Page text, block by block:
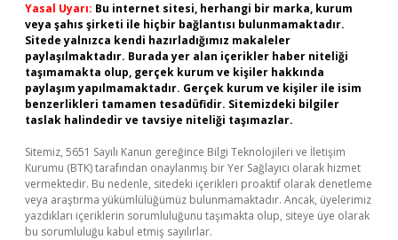
Yasal Uyarı: Bu internet sitesi, herhangi bir marka, kurum
veya şahıs şirketi ile hiçbir bağlantısı bulunmamaktadır.
Sitede yalnızca kendi hazırladığımız makaleler
paylaşılmaktadır. Burada yer alan içerikler haber niteliği
taşımamakta olup, gerçek kurum ve kişiler hakkında
paylaşım yapılmamaktadır. Gerçek kurum ve kişiler ile isim
benzerlikleri tamamen tesadüfidir. Sitemizdeki bilgiler
taslak halindedir ve tavsiye niteliği taşımazlar.
Sitemiz, 5651 Sayılı Kanun gereğince Bilgi Teknolojileri ve İletişim
Kurumu (BTK) tarafından onaylanmış bir Yer Sağlayıcı olarak hizmet
vermektedir. Bu nedenle, sitedeki içerikleri proaktif olarak denetleme
veya araştırma yükümlülüğümüz bulunmamaktadır. Ancak, üyelerimiz
yazdıkları içeriklerin sorumluluğunu taşımakta olup, siteye üye olarak
bu sorumluluğu kabul etmiş sayılırlar.